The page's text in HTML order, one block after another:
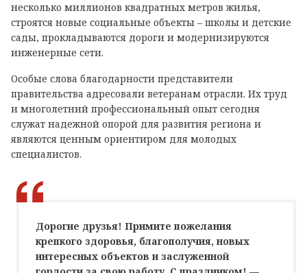
несколько миллионов квадратных метров жилья,
строятся новые социальные объекты – школы и детские
сады, прокладываются дороги и модернизируются
инженерные сети.
Особые слова благодарности представители
правительства адресовали ветеранам отрасли. Их труд
и многолетний профессиональный опыт сегодня
служат надежной опорой для развития региона и
являются ценным ориентиром для молодых
специалистов.
Дорогие друзья! Примите пожелания
крепкого здоровья, благополучия, новых
интересных объектов и заслуженной